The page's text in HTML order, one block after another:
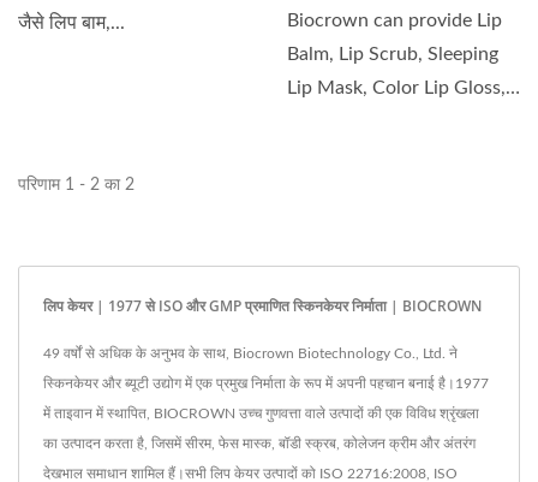
जैसे लिप बाम,...
Biocrown can provide Lip
Balm, Lip Scrub, Sleeping
Lip Mask, Color Lip Gloss,
परिणाम 1 - 2 का 2
लिप केयर | 1977 से ISO और GMP प्रमाणित स्किनकेयर निर्माता | BIOCROWN
49 वर्षों से अधिक के अनुभव के साथ, Biocrown Biotechnology Co., Ltd. ने
स्किनकेयर और ब्यूटी उद्योग में एक प्रमुख निर्माता के रूप में अपनी पहचान बनाई है।1977
में ताइवान में स्थापित, BIOCROWN उच्च गुणवत्ता वाले उत्पादों की एक विविध श्रृंखला
का उत्पादन करता है, जिसमें सीरम, फेस मास्क, बॉडी स्क्रब, कोलेजन क्रीम और अंतरंग
देखभाल समाधान शामिल हैं।सभी लिप केयर उत्पादों को ISO 22716:2008, ISO